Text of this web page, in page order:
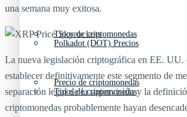
Tipos de criptomonedas
Precio de criptomonedas
Polkadot (DOT) Precios
Tipos de criptomonedas
una semana muy exitosa.
La nueva legislación criptográfica en EE. UU.
establecer definitivamente este segmento de
separación legal de la supervisión y la
criptomonedas probablemente hayan